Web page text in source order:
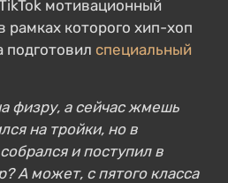
мотивационный
рамках которого хип-хоп
подготовил специальный
физру, а сейчас жмешь
на тройки, но в
и поступил в
А может, с пятого класса